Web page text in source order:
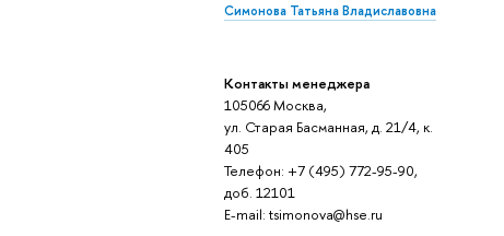
Симонова Татьяна Владиславовна
Контакты менеджера
105066 Москва,
ул. Старая Басманная, д. 21/4, к.
405
Телефон: +7 (495) 772-95-90,
доб. 12101
E-mail: tsimonova@hse.ru